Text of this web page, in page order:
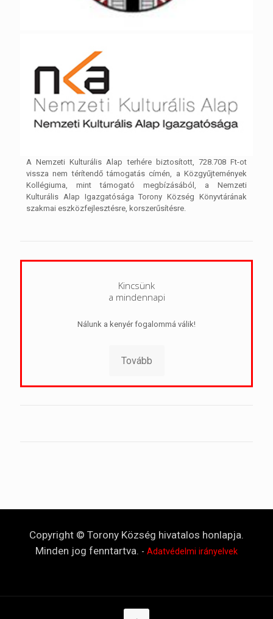
A Nemzeti Kulturális Alap terhére biztosított, 728.708 Ft-ot
vissza nem térítendő támogatás címén, a Közgyűjtemények
Kollégiuma, mint támogató megbízásából, a Nemzeti
Kulturális Alap Igazgatósága Torony Község Könyvtárának
szakmai eszközfejlesztésre, korszerűsítésre.
Kincsünk
a mindennapi
Nálunk a kenyér fogalommá válik!
Tovább
Copyright © Torony Község hivatalos honlapja.
Minden jog fenntartva. - Adatvédelmi irányelvek